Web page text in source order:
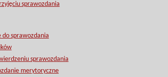
sprawozdania
sprawozdania
sprawozdania
merytoryczne